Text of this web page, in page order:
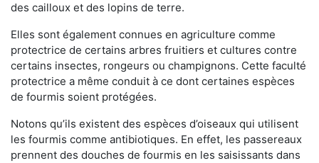
des cailloux et des lopins de terre.
Elles sont également connues en agriculture comme
protectrice de certains arbres fruitiers et cultures contre
certains insectes, rongeurs ou champignons. Cette faculté
protectrice a même conduit à ce dont certaines espèces
de fourmis soient protégées.
Notons qu’ils existent des espèces d’oiseaux qui utilisent
les fourmis comme antibiotiques. En effet, les passereaux
prennent des douches de fourmis en les saisissants dans